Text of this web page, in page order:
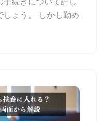
しょう。 しかし勤め